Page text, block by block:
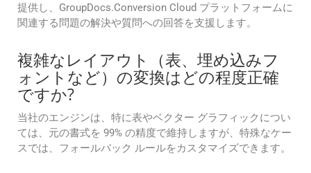
提供し、GroupDocs.Conversion Cloud プラットフォームに
関連する問題の解決や質問への回答を支援します。
複雑なレイアウト（表、埋め込みフ
ォントなど）の変換はどの程度正確
ですか?
当社のエンジンは、特に表やベクター グラフィックについ
ては、元の書式を 99% の精度で維持しますが、特殊なケー
スでは、フォールバック ルールをカスタマイズできます。